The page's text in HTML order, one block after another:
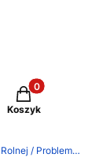
Produkty w
Koszyk
Zagadnienia Ekonomiki Rolnej / Problems of Agricultural Economics